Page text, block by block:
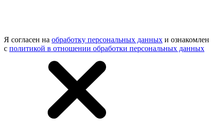
Я согласен на обработку персональных данных и ознакомлен
с политикой в отношении обработки персональных данных